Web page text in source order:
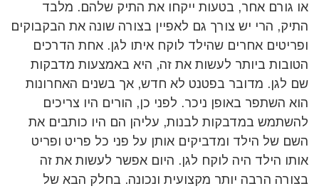
או גורם אחר, בטעות ייקחו את התיק שלהם. מלבד
התיק, הרי יש צורך גם לאפיין בצורה שונה את הבקבוקים
ופריטים אחרים שהילד לוקח איתו לגן. אחת הדרכים
הטובות ביותר לעשות את זה, היא באמצעות מדבקות
שם לגן. מדובר בפטנט לא חדש, אך בשנים האחרונות
הוא השתפר באופן ניכר. לפני כן, הורים היו צריכים
להשתמש במדבקות לבנות, עליהן הם היו כותבים את
השם של הילד ומדביקים אותן על פני כל פריט ופריט
אותו הילד היה לוקח לגן. היום אפשר לעשות את זה
בצורה הרבה יותר מקצועית ונכונה. בחלק הבא של